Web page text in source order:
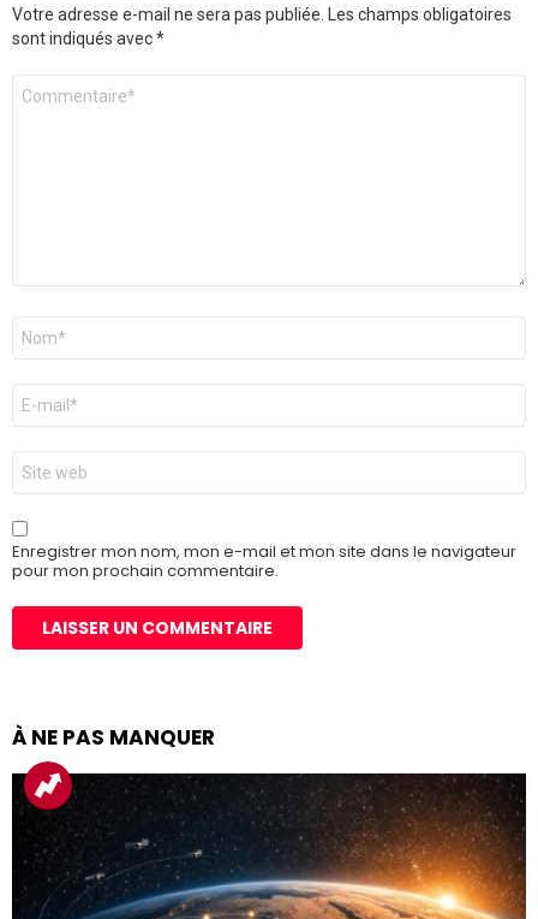
Votre adresse e-mail ne sera pas publiée.
Les champs obligatoires
sont indiqués avec*
Commentaire
Nom
E-
mail
*
Site
web
Enregistrer mon nom, mon e-mail et mon site dans le navigateur
pour mon prochain commentaire.
À NE PAS MANQUER